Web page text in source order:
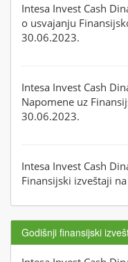
Intesa Invest Cash
o usvajanju
30.06.2023.
Intesa Invest Cash
Napomene uz
30.06.2023.
Intesa Invest Cash
Finansijski izveštaji
Godišnji finansijski